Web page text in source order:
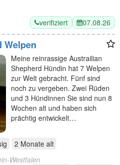
verifiziert 07.08.26
Austrailian Shepherd Welpen
Meine reinrassige Austrailian
Shepherd Hündin hat 7 Welpen
zur Welt gebracht. Fünf sind
noch zu vergeben. Zwei Rüden
und 3 Hündinnen Sie sind nun 8
Wochen alt und haben sich
prächtig entwickelt…
2 Monate alt
Westfalen